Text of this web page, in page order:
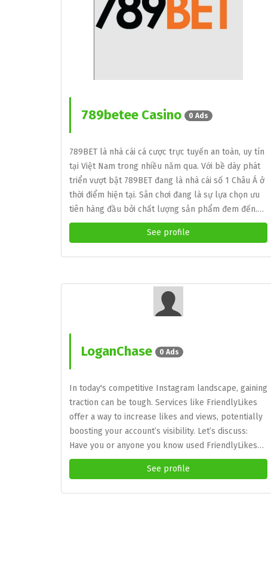
789betee Casino 0 Ads
789BET là nhà cái cá cược trực tuyến an toàn, uy tín
tại Việt Nam trong nhiều năm qua. Với bề dày phát
triển vượt bật 789BET đang là nhà cái số 1 Châu Á ở
thời điểm hiện tại. Sân chơi đang là sự lựa chọn ưu
tiên hàng đầu bởi chất lượng sản phẩm đem đến.…
See profile
LoganChase 0 Ads
In today's competitive Instagram landscape, gaining
traction can be tough. Services like FriendlyLikes
offer a way to increase likes and views, potentially
boosting your account’s visibility. Let’s discuss:
Have you or anyone you know used FriendlyLikes…
See profile